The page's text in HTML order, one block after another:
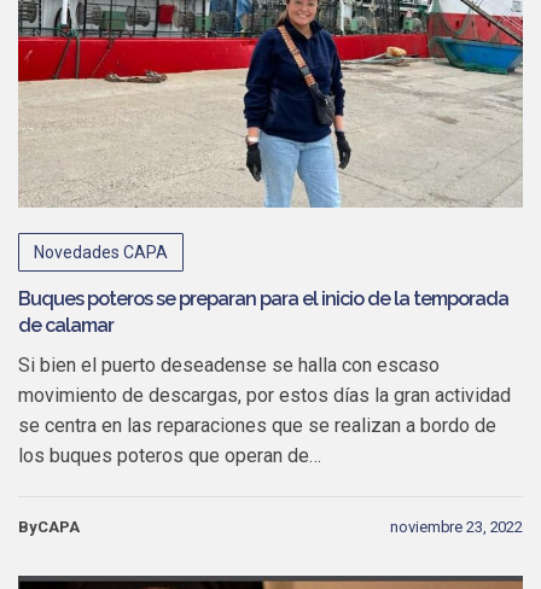
Novedades CAPA
Buques poteros se preparan para el inicio de la temporada
de calamar
Si bien el puerto deseadense se halla con escaso
movimiento de descargas, por estos días la gran actividad
se centra en las reparaciones que se realizan a bordo de
los buques poteros que operan de…
ByCAPA noviembre 23, 2022